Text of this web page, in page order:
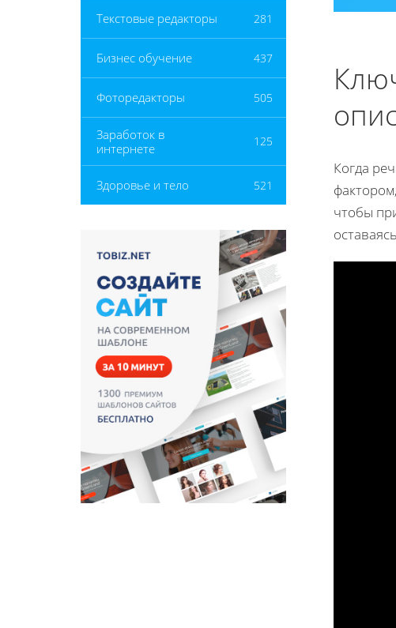
Текстовые редакторы 281
Бизнес обучение 437
Фоторедакторы 505
Заработок в
интернете
125
Здоровье и тело 521
Когда
чтобы